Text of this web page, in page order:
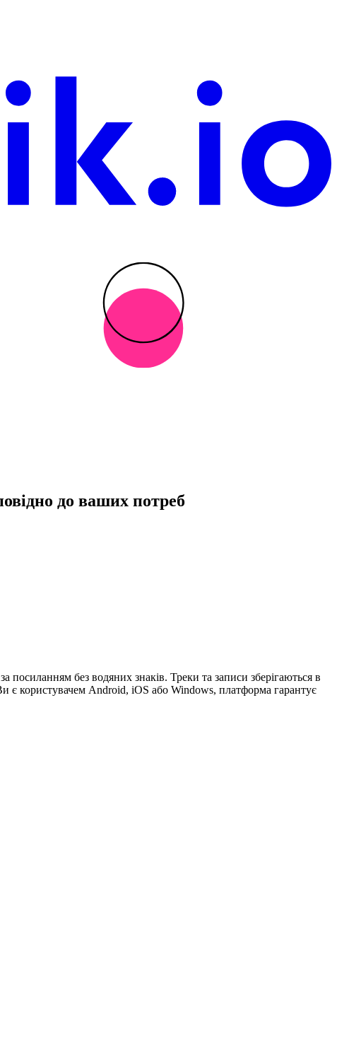
до ваших потреб
без водяних знаків. Треки та записи зберігаються в
є користувачем Android, iOS або Windows, платформа гарантує